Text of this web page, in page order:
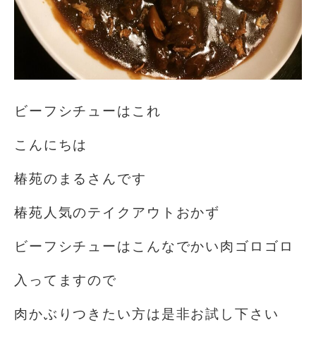
ビーフシチューはこれ️
こんにちは️
椿苑のまるさんです
椿苑人気のテイクアウトおかず
ビーフシチューはこんなでかい肉ゴロゴロ
入ってますので
肉かぶりつきたい方は是非お試し下さい